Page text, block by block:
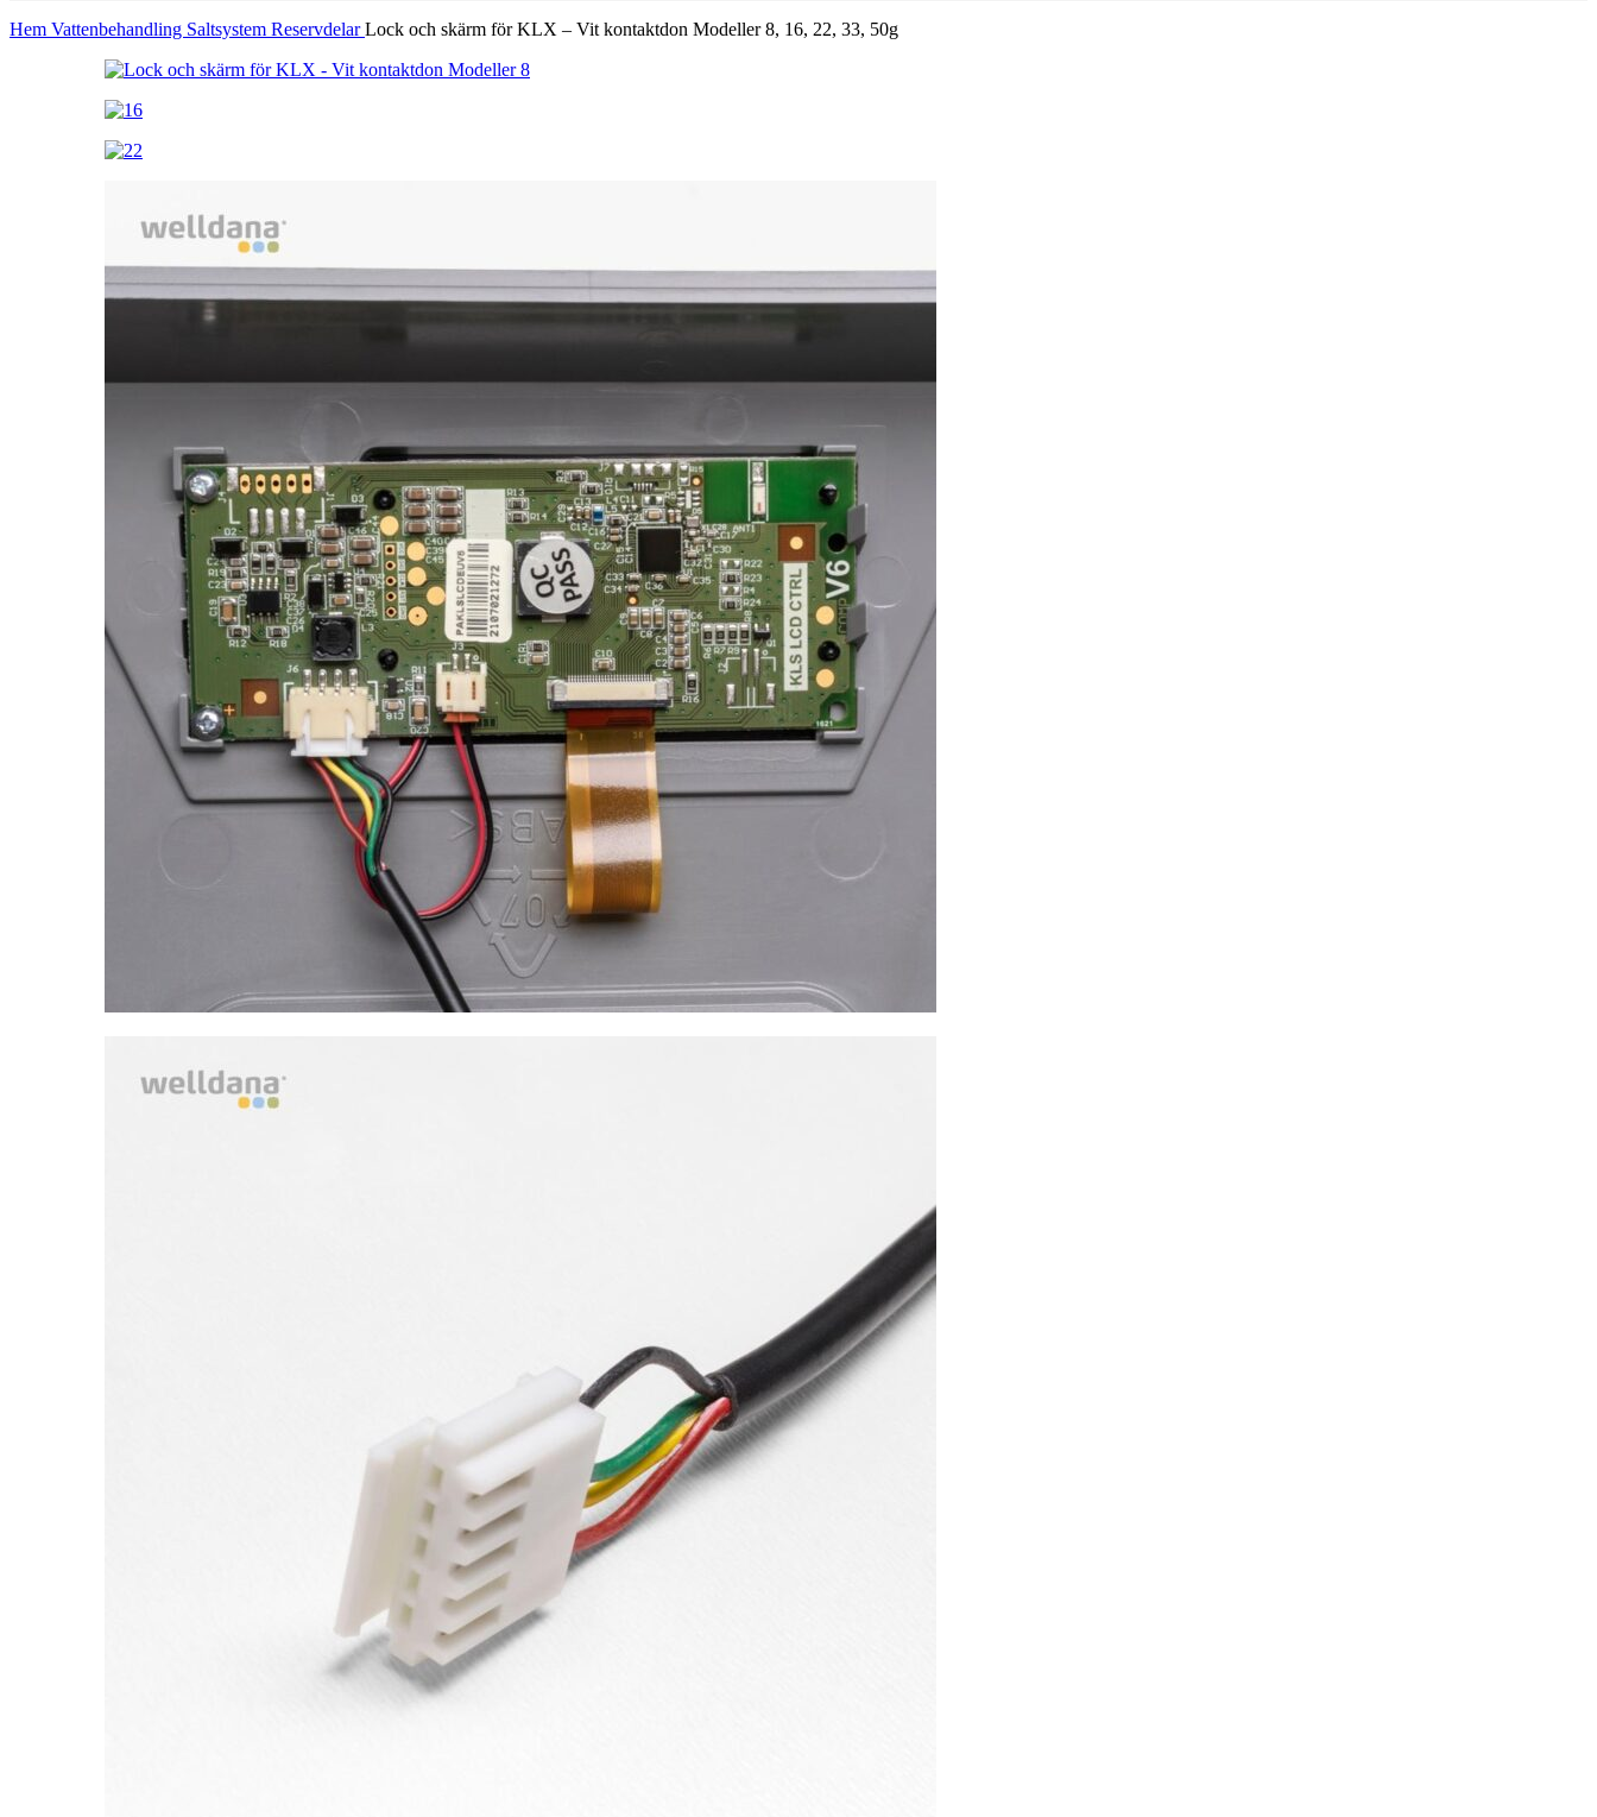
Hem Vattenbehandling Saltsystem ReservdelarLock och skärm för KLX – Vit kontaktdon Modeller 8, 16, 22, 33, 50g